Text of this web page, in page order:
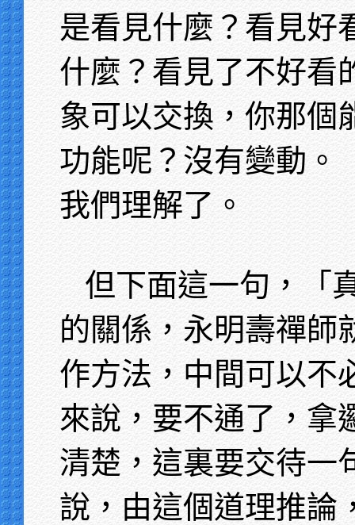
是看見什麼？看見好
什麼？看見了不好看
象可以交換，你那個
功能呢？沒有變動。
我們理解了。
但下面這一句，「
的關係，永明壽禪師
作方法，中間可以不
來說，要不通了，拿
清楚，這裏要交待一
說，由這個道理推論